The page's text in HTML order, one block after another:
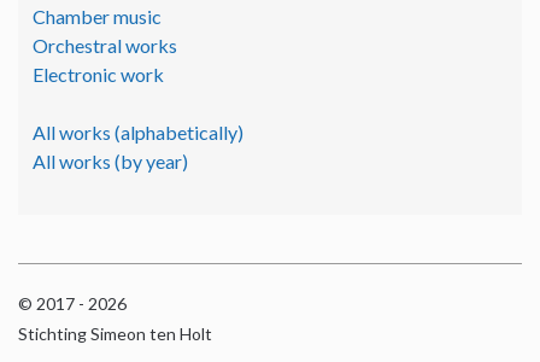
Chamber music
Orchestral works
Electronic work
All works (alphabetically)
All works (by year)
© 2017 - 2026
Stichting Simeon ten Holt